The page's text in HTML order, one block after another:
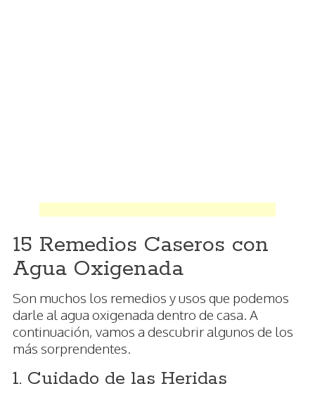
15 Remedios Caseros con
Agua Oxigenada
Son muchos los remedios y usos que podemos
darle al agua oxigenada dentro de casa. A
continuación, vamos a descubrir algunos de los
más sorprendentes.
1. Cuidado de las Heridas